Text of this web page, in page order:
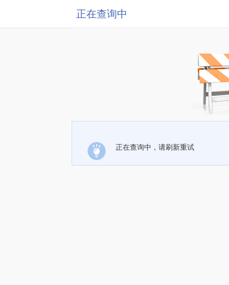
正在查询中
正在查询中，请刷新重试